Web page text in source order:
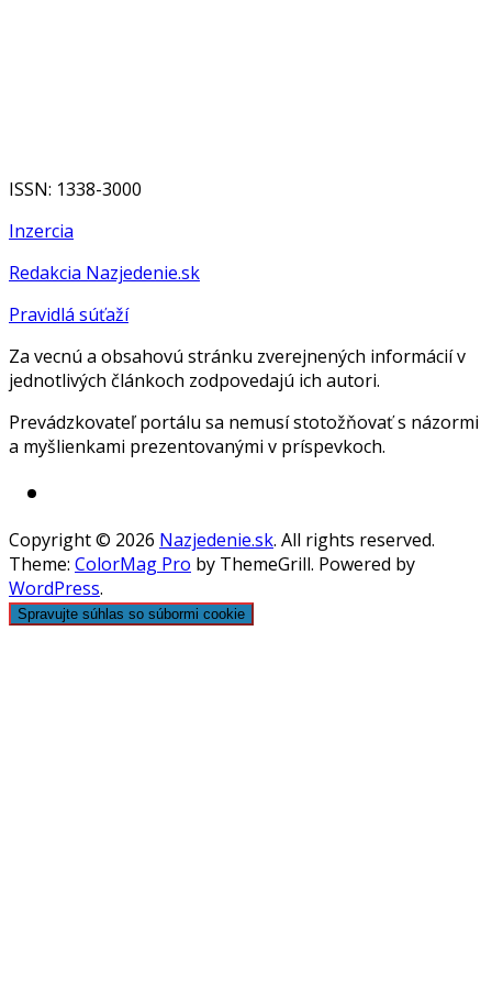
ISSN: 1338-3000
Inzercia
Redakcia Nazjedenie.sk
Pravidlá súťaží
Za vecnú a obsahovú stránku zverejnených informácií v
jednotlivých článkoch zodpovedajú ich autori.
Prevádzkovateľ portálu sa nemusí stotožňovať s názormi
a myšlienkami prezentovanými v príspevkoch.
Copyright © 2026 Nazjedenie.sk. All rights reserved.
Theme: ColorMag Pro by ThemeGrill. Powered by
WordPress.
Spravujte súhlas so súbormi cookie